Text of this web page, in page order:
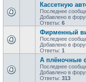
Кассетную
Последнее
Добавлено в
Ответы: 6
Фирменный
Последнее
Добавлено в
Ответы: 1
А плёночные
Последнее
Добавлено в
Ответы: 313